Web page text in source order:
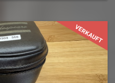
VERKAUFT